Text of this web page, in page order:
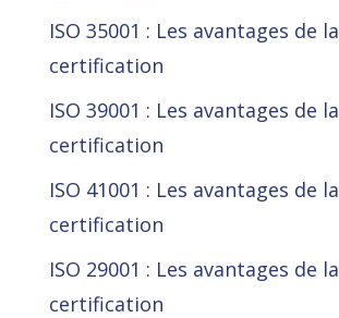
ISO 35001 : Les avantages de la
certification
ISO 39001 : Les avantages de la
certification
ISO 41001 : Les avantages de la
certification
ISO 29001 : Les avantages de la
certification